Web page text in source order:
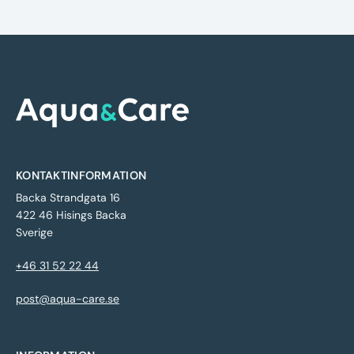
KONTAKTINFORMATION
Backa Strandgata 16
422 46 Hisings Backa
Sverige
+46 31 52 22 44
post@aqua-care.se